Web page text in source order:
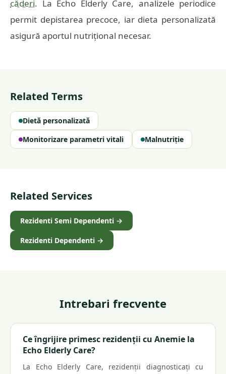
căderi. La Echo Elderly Care, analizele periodice
permit depistarea precoce, iar dieta personalizată
asigură aportul nutrițional necesar.
Related Terms
Dietă personalizată
Monitorizare parametri vitali
Malnutriție
Related Services
Rezidenti Semi Dependenti →
Rezidenti Dependenti →
Intrebari frecvente
Ce îngrijire primesc rezidenții cu Anemie la
Echo Elderly Care?
La Echo Elderly Care, rezidenții diagnosticați cu